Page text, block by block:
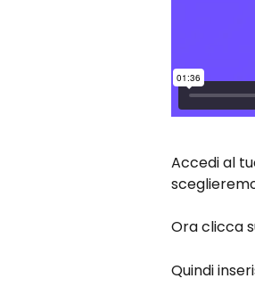
Accedi al
Ora clicca
Quindi